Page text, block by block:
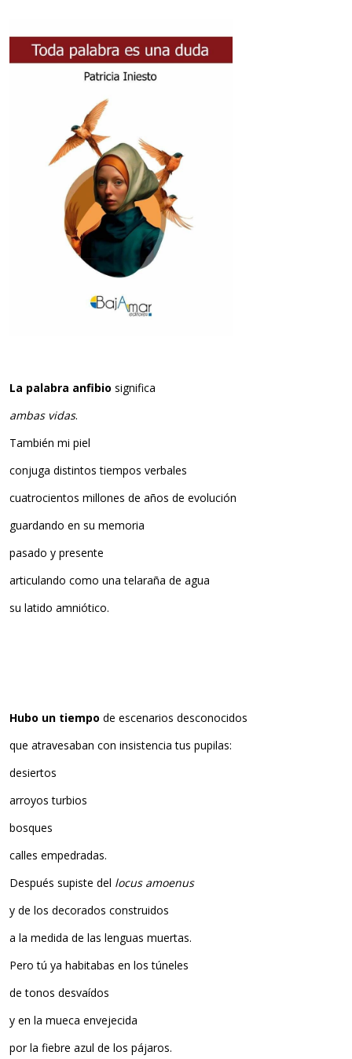
La palabra anfibio significa
ambas vidas.
También mi piel
conjuga distintos tiempos verbales
cuatrocientos millones de años de evolución
guardando en su memoria
pasado y presente
articulando como una telaraña de agua
su latido amniótico.
Hubo un tiempo de escenarios desconocidos
que atravesaban con insistencia tus pupilas:
desiertos
arroyos turbios
bosques
calles empedradas.
Después supiste del locus amoenus
y de los decorados construidos
a la medida de las lenguas muertas.
Pero tú ya habitabas en los túneles
de tonos desvaídos
y en la mueca envejecida
por la fiebre azul de los pájaros.